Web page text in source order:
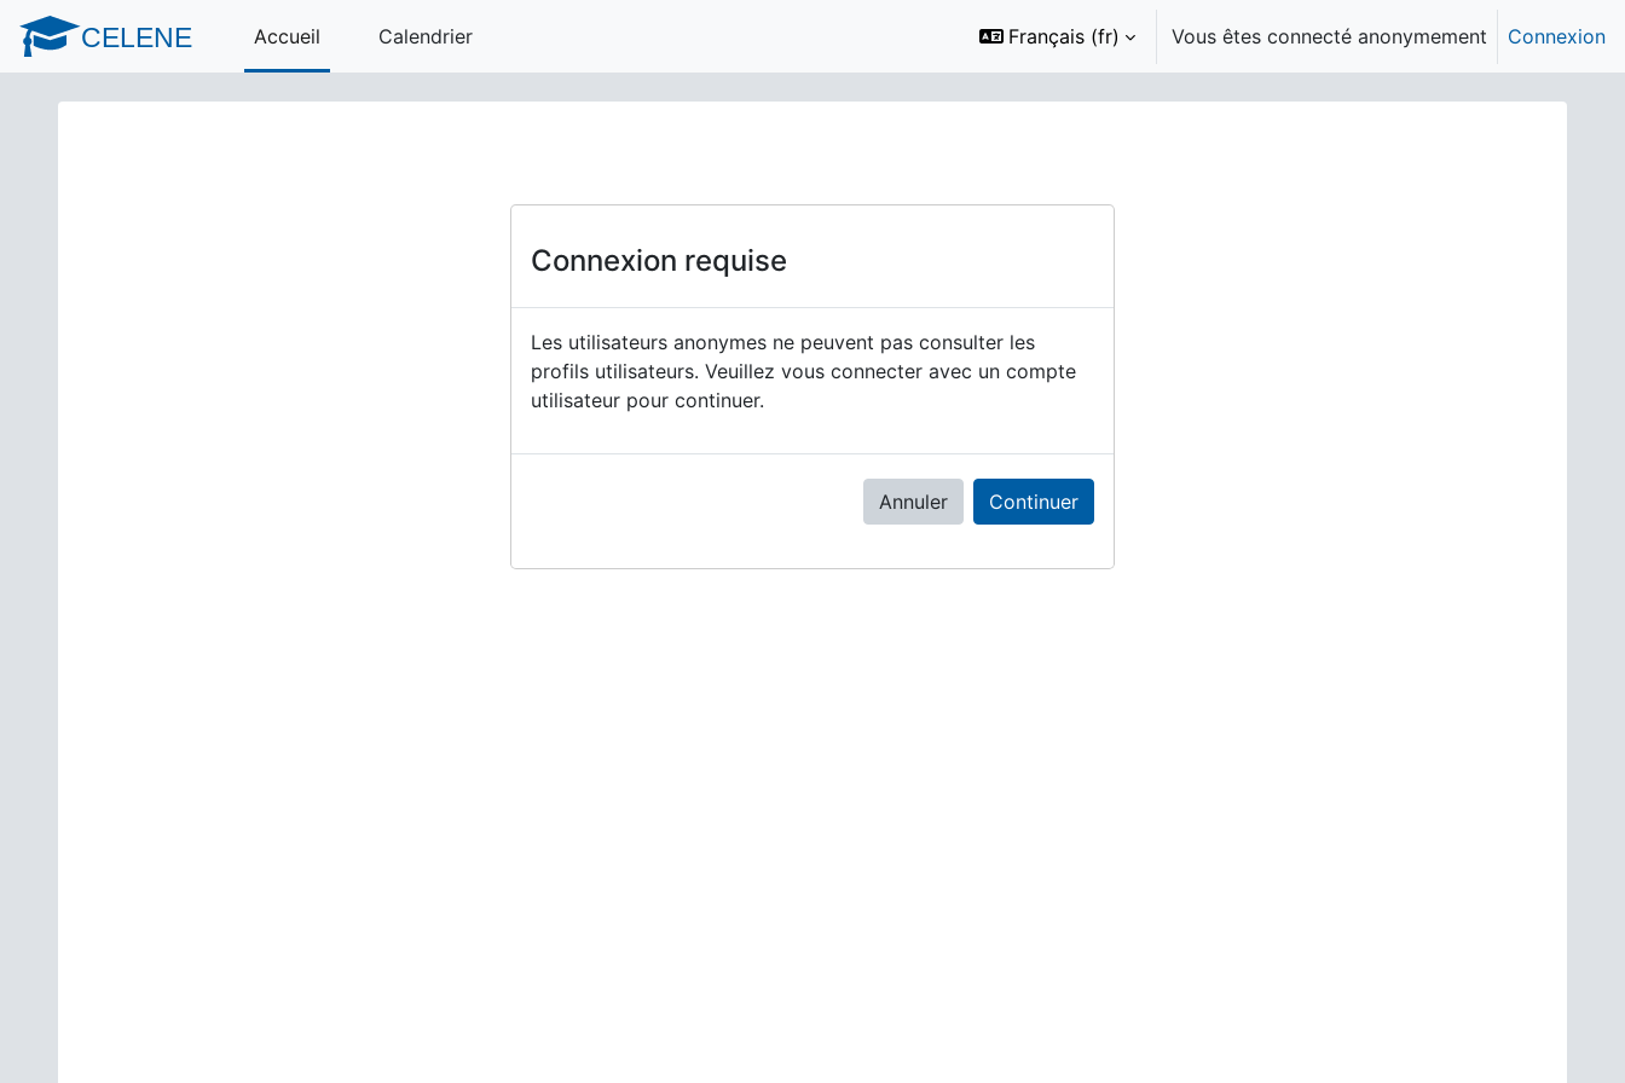
Passer au contenu principal
CELENE Accueil Calendrier Français ‎(fr)‎ Vous êtes connecté anonymement Connexion
Connexion requise
Les utilisateurs anonymes ne peuvent pas consulter les
profils utilisateurs. Veuillez vous connecter avec un compte
utilisateur pour continuer.
Annuler Continuer